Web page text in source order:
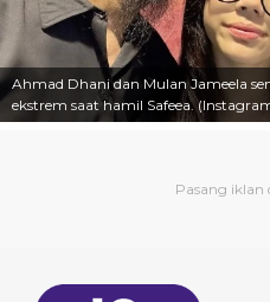
Ahmad Dhani dan Mulan Jameela
ekstrem saat hamil Safeea.